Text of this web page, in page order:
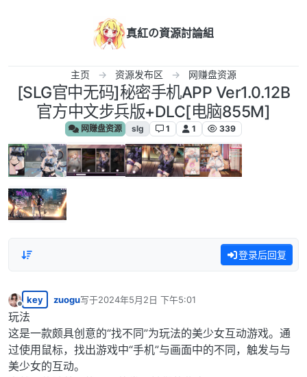
真紅の資源討論組
主页 资源发布区 网赚盘资源
[SLG官中无码]秘密手机APP Ver1.0.12B
官方中文步兵版+DLC[电脑855M]
网赚盘资源 slg 1 1 339
登录后回复
离线
key zuogu写于2024年5月2日 下午5:01
最后由 编辑
玩法
这是一款颇具创意的“找不同”为玩法的美少女互动游戏。通
过使用鼠标，找出游戏中“手机”与画面中的不同，触发与与
美少女的互动。